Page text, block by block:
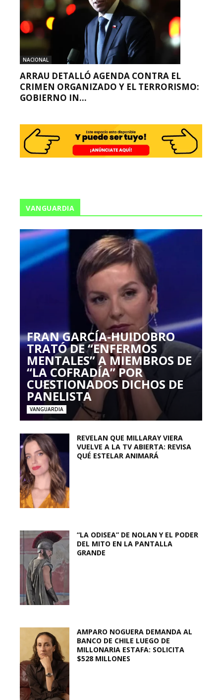
NACIONAL
ARRAU DETALLÓ AGENDA CONTRA EL
CRIMEN ORGANIZADO Y EL TERRORISMO:
GOBIERNO IN...
VANGUARDIA
FRAN GARCÍA-HUIDOBRO
TRATÓ DE “ENFERMOS
MENTALES” A MIEMBROS DE
“LA COFRADÍA” POR
CUESTIONADOS DICHOS DE
PANELISTA
VANGUARDIA
REVELAN QUE MILLARAY VIERA
VUELVE A LA TV ABIERTA: REVISA
QUÉ ESTELAR ANIMARÁ
“LA ODISEA” DE NOLAN Y EL PODER
DEL MITO EN LA PANTALLA
GRANDE
AMPARO NOGUERA DEMANDA AL
BANCO DE CHILE LUEGO DE
MILLONARIA ESTAFA: SOLICITA
$528 MILLONES